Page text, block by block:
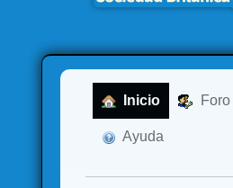
Inicio Foro
Ayuda